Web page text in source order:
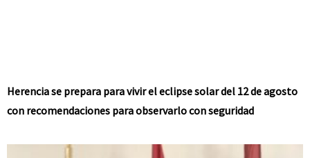
Herencia se prepara para vivir el eclipse solar del 12 de agosto
con recomendaciones para observarlo con seguridad